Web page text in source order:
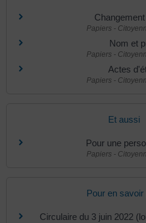
Papiers -
Nom et
Papiers -
Actes
Papiers -
Et aussi
Pour une
Papiers -
Pour en savoir
Circulaire du 3 juin 2022